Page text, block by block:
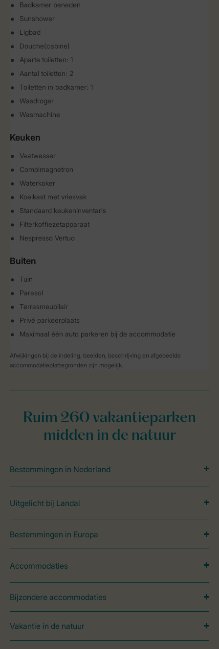
Badkamer beneden
Sunshower
Ligbad
Douche(cabine)
Aparte toiletten: 1
Aantal toiletten: 2
Toiletten in badkamer: 1
Wasdroger
Wasmachine
Keuken
Vaatwasser
Combimagnetron
Waterkoker
Koelkast met vriesvak
Standaard keukeninventaris
Filterkoffiezetapparaat
Nespresso Vertuo
Buiten
Tuin
Parasol
Terrasmeubilair
Privé parkeerplaats
Maximaal één auto parkeren bij de accommodatie
Afwijkingen bij de indeling, beelden, beschrijving en afgebeelde
accommodatieplattegronden zijn mogelijk.
Ruim 260 vakantieparken
midden in de natuur
Bestemmingen in Nederland
Uitgelicht bij Landal
Bestemmingen in Europa
Accommodaties
Bijzondere accommodaties
Vakantie in de natuur